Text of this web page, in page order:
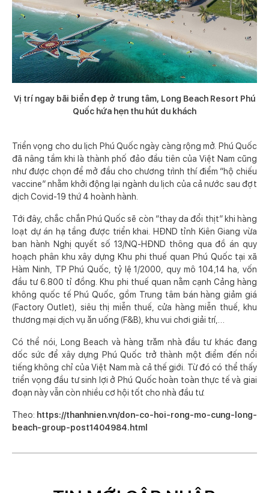
Vị trí ngay bãi biển đẹp ở trung tâm, Long Beach Resort Phú
Quốc hứa hẹn thu hút du khách
Triển vọng cho du lịch Phú Quốc ngày càng rộng mở. Phú Quốc
đã nâng tầm khi là thành phố đảo đầu tiên của Việt Nam cũng
như được chọn để mở đầu cho chương trình thí điểm “hộ chiếu
vaccine” nhằm khởi động lại ngành du lịch của cả nước sau đợt
dịch Covid-19 thứ 4 hoành hành.
Tới đây, chắc chắn Phú Quốc sẽ còn “thay da đổi thịt” khi hàng
loạt dự án hạ tầng được triển khai. HĐND tỉnh Kiên Giang vừa
ban hành Nghị quyết số 13/NQ-HĐND thông qua đồ án quy
hoạch phân khu xây dựng Khu phi thuế quan Phú Quốc tại xã
Hàm Ninh, TP Phú Quốc, tỷ lệ 1/2000, quy mô 104,14 ha, vốn
đầu tư 6.800 tỉ đồng. Khu phi thuế quan nằm cạnh Cảng hàng
không quốc tế Phú Quốc, gồm Trung tâm bán hàng giảm giá
(Factory Outlet), siêu thị miễn thuế, cửa hàng miễn thuế, khu
thương mại dịch vụ ăn uống (F&B), khu vui chơi giải trí,…
Có thể nói, Long Beach và hàng trăm nhà đầu tư khác đang
dốc sức để xây dựng Phú Quốc trở thành một điểm đến nổi
tiếng không chỉ của Việt Nam mà cả thế giới. Từ đó có thể thấy
triển vọng đầu tư sinh lợi ở Phú Quốc hoàn toàn thực tế và giai
đoạn này vẫn còn nhiều cơ hội tốt cho nhà đầu tư.
Theo: https://thanhnien.vn/don-co-hoi-rong-mo-cung-long-
beach-group-post1404984.html